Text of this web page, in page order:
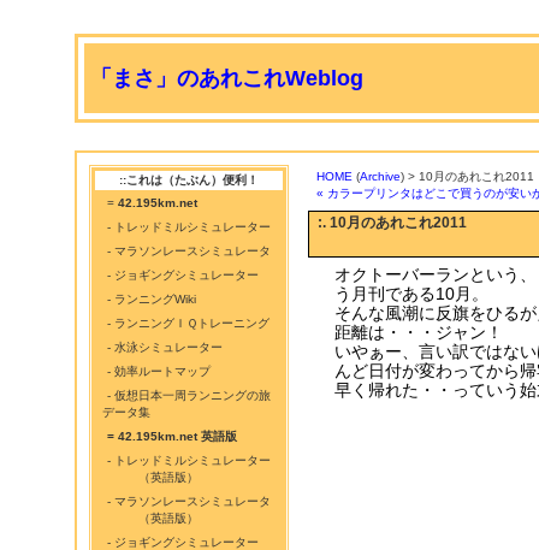
「まさ」のあれこれWeblog
::これは（たぶん）便利！
= 42.195km.net
- トレッドミルシミュレーター
- マラソンレースシミュレータ
- ジョギングシミュレーター
- ランニングWiki
- ランニングＩＱトレーニング
- 水泳シミュレーター
- 効率ルートマップ
- 仮想日本一周ランニングの旅
データ集
= 42.195km.net 英語版
- トレッドミルシミュレーター
（英語版）
- マラソンレースシミュレータ
（英語版）
- ジョギングシミュレーター
HOME (Archive) > 10月のあれこれ2011
« カラープリンタはどこで買うのが安い
:. 10月のあれこれ2011
オクトーバーランという
う月刊である10月。
そんな風潮に反旗をひる
距離は・・・ジャン！
いやぁー、言い訳ではな
んど日付が変わってから
早く帰れた・・っていう